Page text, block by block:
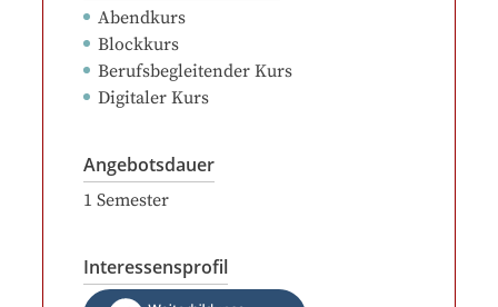
Abendkurs
Blockkurs
Berufsbegleitender Kurs
Digitaler Kurs
Angebotsdauer
1 Semester
Interessensprofil